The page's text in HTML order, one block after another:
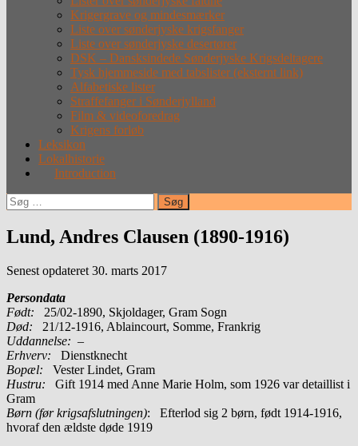
Krigergrave og mindesmærker
Liste over sønderjyske krigsfanger
Liste over sønderjyske desertører
DSK – Dansksindede Sønderjyske Krigsdeltagere
Tysk hjemmeside med tabslister (eksternt link)
Alfabetiske lister
Straffefanger i Sønderjylland
Film & videoforedrag
Krigens forløb
Leksikon
Lokalhistorie
Introduction
Søg
efter:
Lund, Andres Clausen (1890-1916)
Senest opdateret 30. marts 2017
Persondata
Født: 25/02-1890, Skjoldager, Gram Sogn
Død: 21/12-1916, Ablaincourt, Somme, Frankrig
Uddannelse: –
Erhverv: Dienstknecht
Bopæl: Vester Lindet, Gram
Hustru: Gift 1914 med Anne Marie Holm, som 1926 var detaillist i
Gram
Børn (før krigsafslutningen): Efterlod sig 2 børn, født 1914-1916,
hvoraf den ældste døde 1919